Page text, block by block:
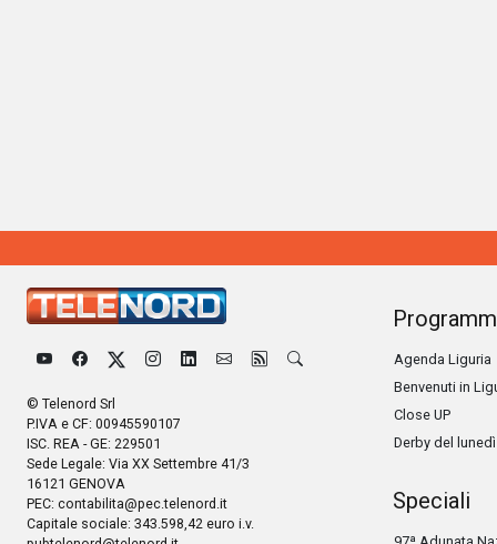
© Telenord Srl
P.IVA e CF: 00945590107
ISC. REA - GE: 229501
Sede Legale: Via XX Settembre 41/3
16121 GENOVA
PEC: contabilita@pec.telenord.it
Capitale sociale: 343.598,42 euro i.v.
Agenda Liguria
Benvenuti in
Close UP
Derby del lunedì
Speciali